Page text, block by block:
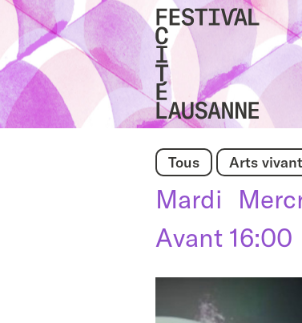
Tous
Arts
Mardi
Avant 16:00